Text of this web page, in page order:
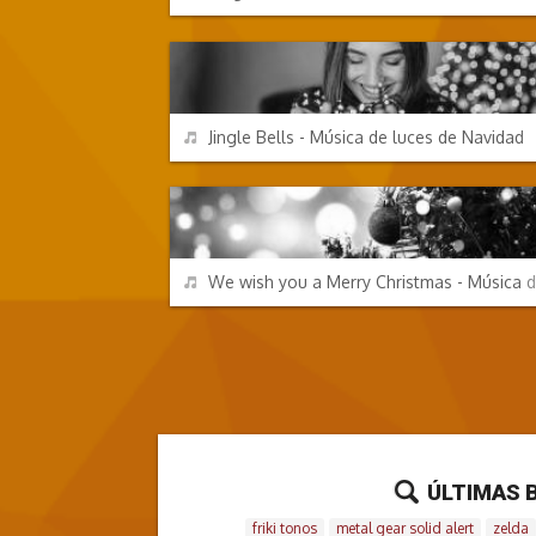
FESTIVIDADES
REPRODUCIR
Jingle Bells - Música de luces de Navidad
FESTIVIDADES
REPRODUCIR
We wish you a Merry Christmas - Música
ÚLTIMAS
friki tonos metal gear solid alert zelda